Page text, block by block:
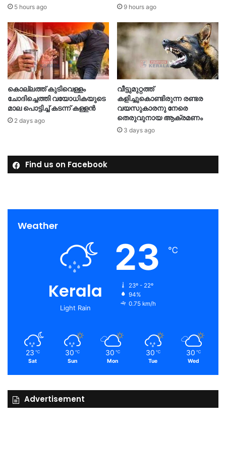
5 hours ago 9 hours ago
കൊല്ലത്ത് കുടിവെള്ളം
ചോദിച്ചെത്തി വയോധികയുടെ
മാല പൊട്ടിച്ച് കടന്ന് കള്ളൻ
2 days ago
വീട്ടുമുറ്റത്ത്
കളിച്ചുകൊണ്ടിരുന്ന രണ്ടര
വയസുകാരനു നേരെ
തെരുവുനായ ആക്രമണം
3 days ago
Find us on Facebook
Weather
Kerala
Light Rain
23 ℃
23º - 22º
94%
0.75 km/h
23 ℃
Sat
30 ℃
Sun
30 ℃
Mon
30 ℃
Tue
30 ℃
Wed
Advertisement